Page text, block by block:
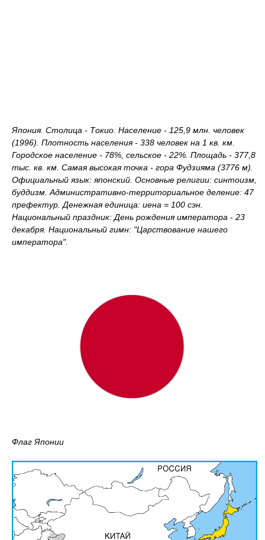
Япония. Столица - Токио. Население - 125,9 млн. человек
(1996). Плотность населения - 338 человек на 1 кв. км.
Городское население - 78%, сельское - 22%. Площадь - 377,8
тыс. кв. км. Самая высокая точка - гора Фудзияма (3776 м).
Официальный язык: японский. Основные религии: синтоизм,
буддизм. Административно-территориальное деление: 47
префектур. Денежная единица: иена = 100 сэн.
Национальный праздник: День рождения императора - 23
декабря. Национальный гимн: "Царствование нашего
императора".
Флаг Японии